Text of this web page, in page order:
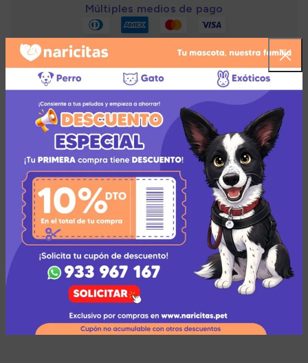
Múltiples medios de pago
Añadir a la lista de deseos
Descripción
Las correas de seguridad aseguran que el bozal
siempre permanecerá en su lugar ya que cuenta con
dos puntos de seguridad. La correa en la parte inferior
está diseñada para sujetarse bien en el cuello del
perro y a lo largo de la cabeza otra correa se unirá a la
del cuello.